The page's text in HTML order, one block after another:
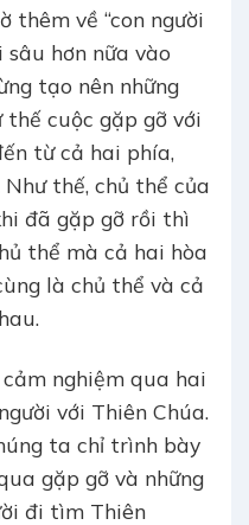
thêm về “con người
hơn nữa vào
tạo nên những
thế cuộc gặp gỡ với
từ cả hai phía,
thế, chủ thể của
đã gặp gỡ rồi thì
thể mà cả hai hòa
là chủ thể và cả
nghiệm qua hai
với Thiên Chúa.
ta chỉ trình bày
gặp gỡ và những
đi tìm Thiên